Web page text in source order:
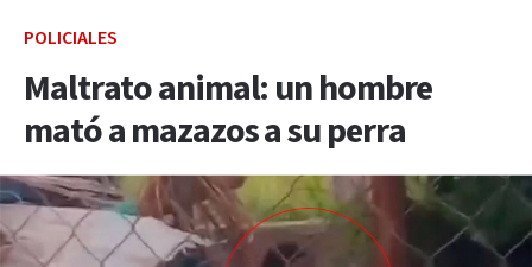
POLICIALES
Maltrato animal: un hombre
mató a mazazos a su perra